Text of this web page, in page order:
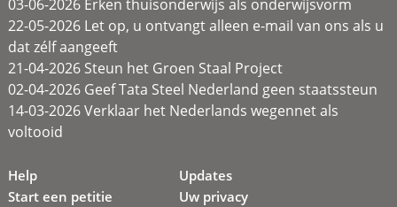
03-06-2026 Erken thuisonderwijs als onderwijsvorm
22-05-2026 Let op, u ontvangt alleen e-mail van ons als u
dat zélf aangeeft
21-04-2026 Steun het Groen Staal Project
02-04-2026 Geef Tata Steel Nederland geen staatssteun
14-03-2026 Verklaar het Nederlands wegennet als
voltooid
Help
Start een petitie
Updates
Uw privacy